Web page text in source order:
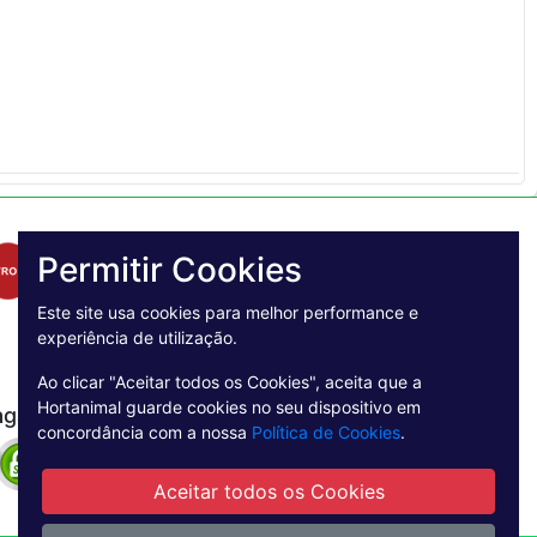
Seguro
Permitir Cookies
Este site usa cookies para melhor performance e
experiência de utilização.
Ao clicar "Aceitar todos os Cookies", aceita que a
Hortanimal guarde cookies no seu dispositivo em
concordância com a nossa Política de Cookies.
Aceitar todos os Cookies